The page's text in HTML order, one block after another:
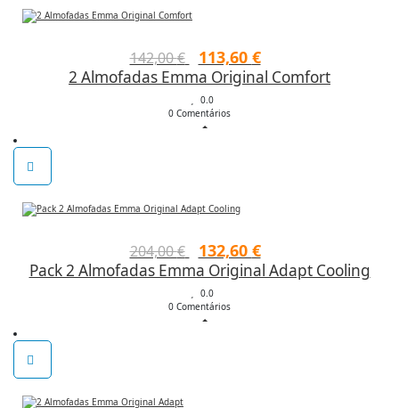
142,00€
O
preço
original
era:
113,60 €
preço
2 Almofadas Emma Original Comfort
0.0
0 Comentários
204,00€
O
preço
original
era:
132,60 €
preço
Pack 2 Almofadas Emma Original Adapt Cooling
0.0
0 Comentários